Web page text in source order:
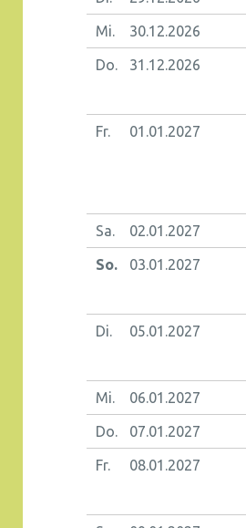
Mi. 30.12.2026
Do. 31.12.2026
Fr. 01.01.2027
Sa. 02.01.2027
So. 03.01.2027
Di. 05.01.2027
Mi. 06.01.2027
Do. 07.01.2027
Fr. 08.01.2027